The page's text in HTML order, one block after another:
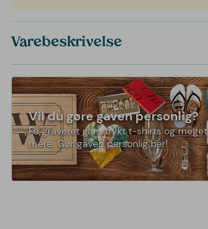
Varebeskrivelse
Vil du gøre gaven personlig?
Få graveret glas, trykt t-shirts og meget
mere. Gør gaven personlig her!